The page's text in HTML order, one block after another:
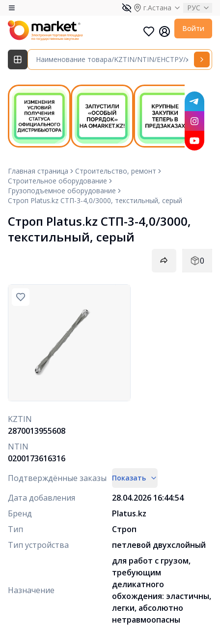
г.Астана РУС
Войти
Главная страница
Строительство, ремонт
Строительное оборудование
Грузоподъемное оборудование
Строп Platus.kz СТП-3-4,0/3000, текстильный, серый
Строп Platus.kz СТП-3-4,0/3000,
текстильный, серый
0
KZTIN
2870013955608
NTIN
0200173616316
Подтверждённые заказы
Показать
Дата добавления
28.04.2026 16:44:54
Бренд
Platus.kz
Тип
Строп
Тип устройства
петлевой двухслойный
Назначение
для работ с грузом,
требующим
деликатного
обхождения: эластичны,
легки, абсолютно
нетравмоопасны